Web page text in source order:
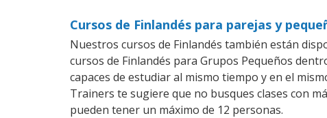
Cursos de Finlandés para parejas y
Nuestros cursos de Finlandés también están
cursos de Finlandés para Grupos Pequeños
capaces de estudiar al mismo tiempo y en el
Trainers te sugiere que no busques clases con
pueden tener un máximo de 12 personas.